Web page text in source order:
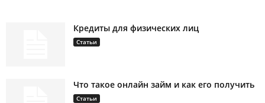
Кредиты для физических лиц
Статьи
Что такое онлайн займ и как его получить
Статьи